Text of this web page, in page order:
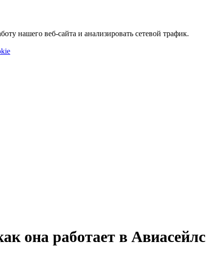
нашего веб-сайта и анализировать сетевой трафик.
она работает в Авиасейлс